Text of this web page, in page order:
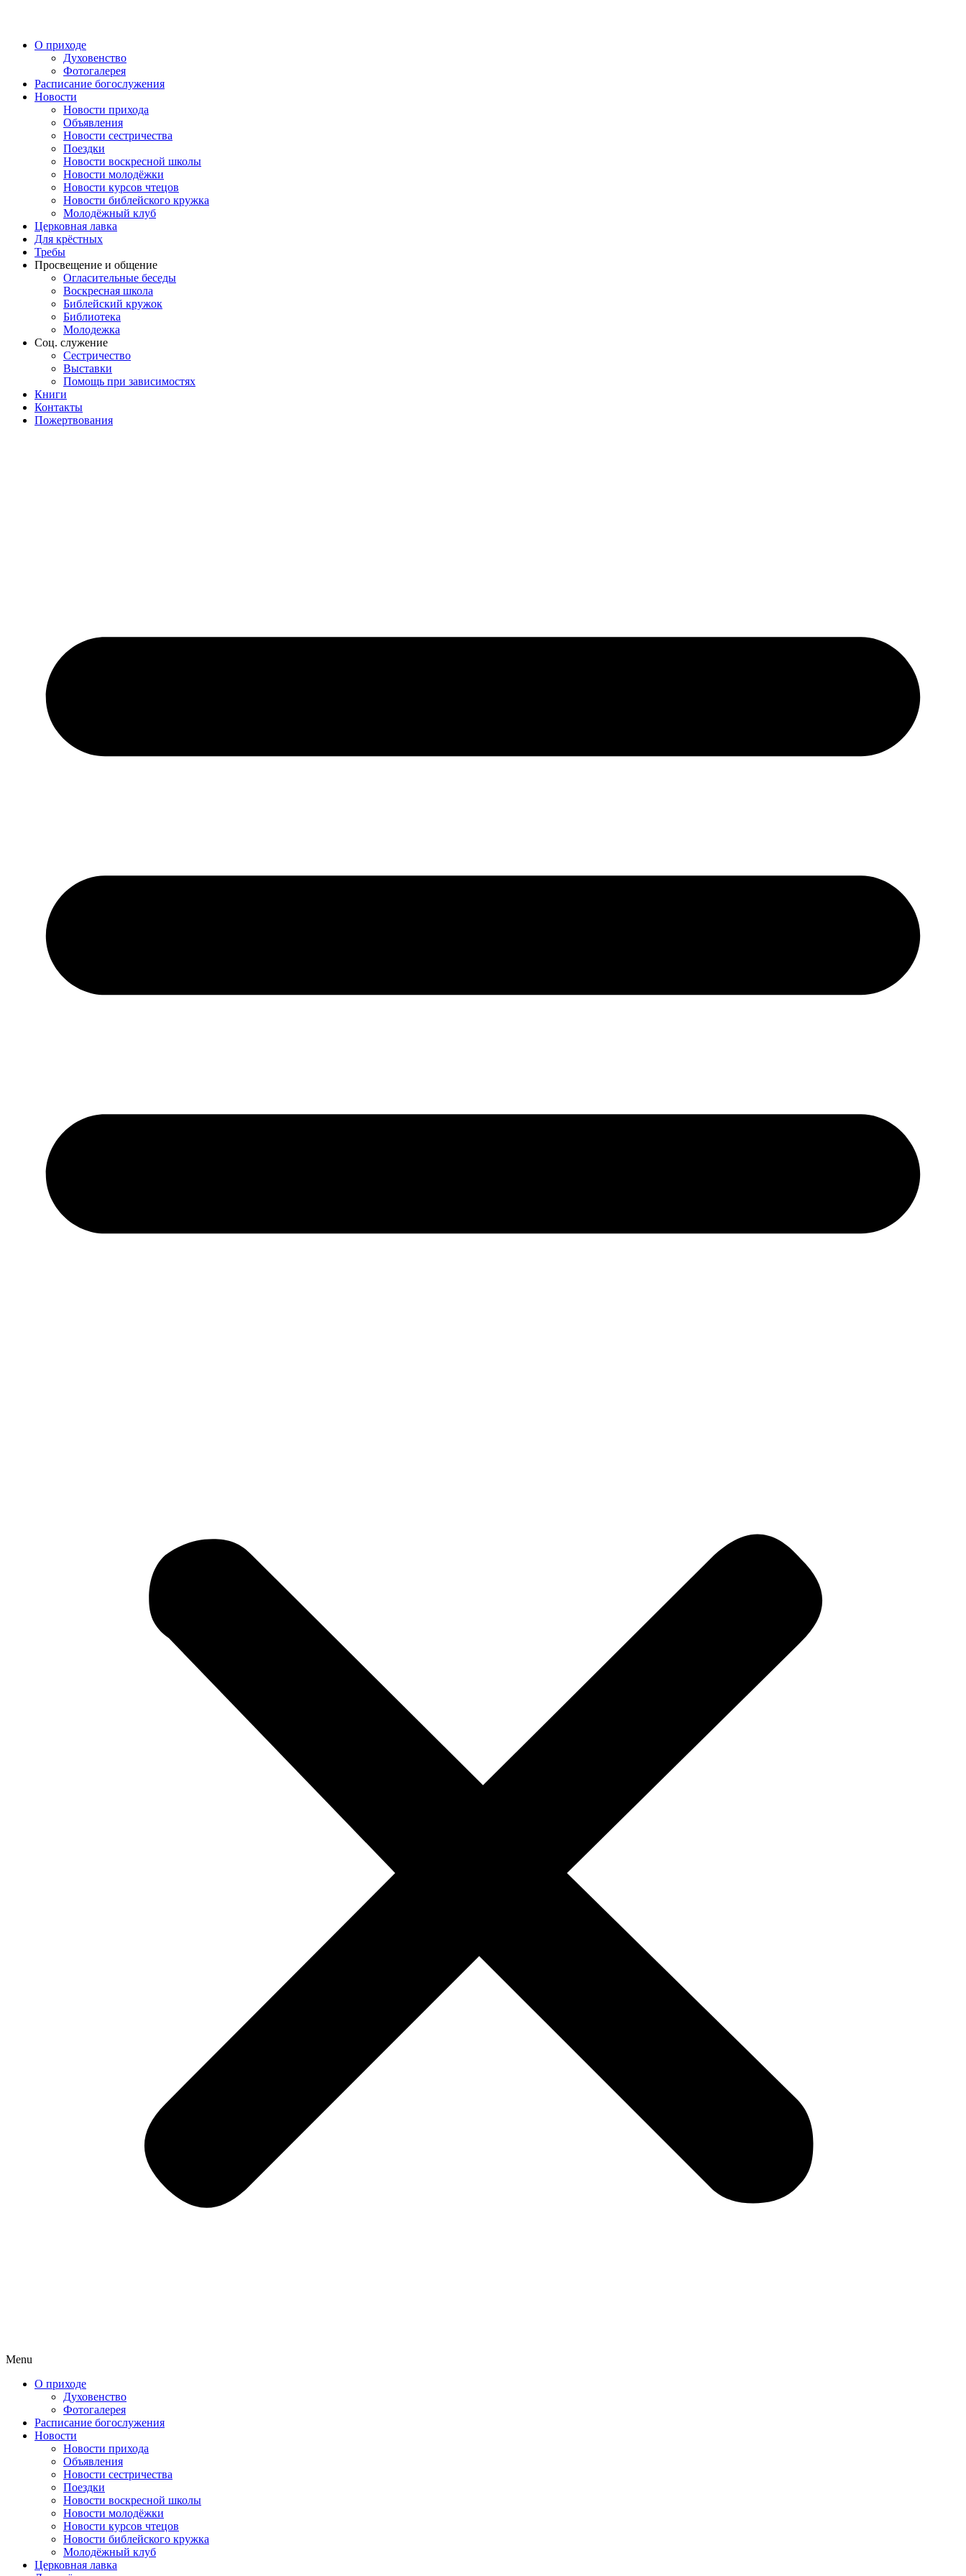
О приходе
Духовенство
Фотогалерея
Расписание богослужения
Новости
Новости прихода
Объявления
Новости сестричества
Поездки
Новости воскресной школы
Новости молодёжки
Новости курсов чтецов
Новости библейского кружка
Молодёжный клуб
Церковная лавка
Для крёстных
Требы
Просвещение и общение
Огласительные беседы
Воскресная школа
Библейский кружок
Библиотека
Молодежка
Соц. служение
Сестричество
Выставки
Помощь при зависимостях
Книги
Контакты
Пожертвования
Menu
О приходе
Духовенство
Фотогалерея
Расписание богослужения
Новости
Новости прихода
Объявления
Новости сестричества
Поездки
Новости воскресной школы
Новости молодёжки
Новости курсов чтецов
Новости библейского кружка
Молодёжный клуб
Церковная лавка